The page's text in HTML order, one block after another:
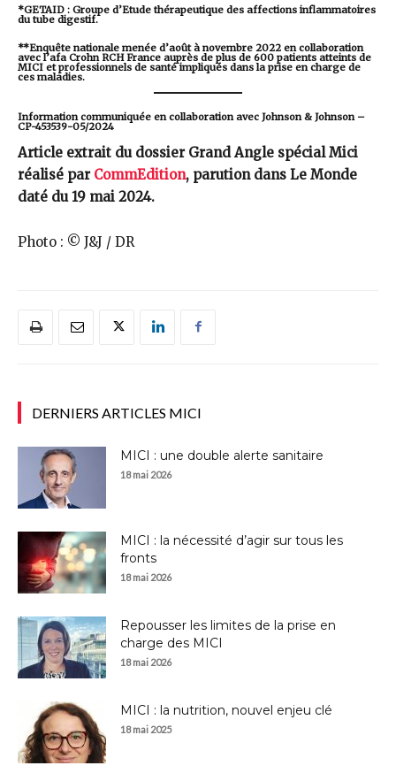
*GETAID : Groupe d’Etude thérapeutique des affections inflammatoires
du tube digestif.
**Enquête nationale menée d’août à novembre 2022 en collaboration
avec l’afa Crohn RCH France auprès de plus de 600 patients atteints de
MICI et professionnels de santé impliqués dans la prise en charge de
ces maladies.
Information communiquée en collaboration avec Johnson & Johnson –
CP-453539-05/2024
Article extrait du dossier Grand Angle spécial Mici
réalisé par CommEdition, parution dans Le Monde
daté du 19 mai 2024.
Photo : © J&J / DR
DERNIERS ARTICLES MICI
MICI : une double alerte sanitaire
18 mai 2026
MICI : la nécessité d’agir sur tous les
fronts
18 mai 2026
Repousser les limites de la prise en
charge des MICI
18 mai 2026
MICI : la nutrition, nouvel enjeu clé
18 mai 2025